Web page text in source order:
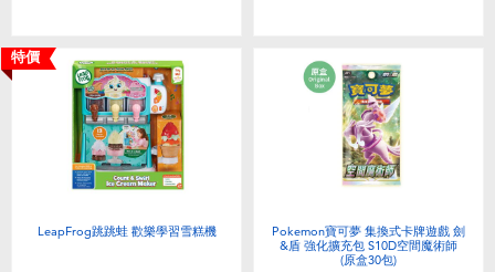
特價
LeapFrog跳跳蛙 歡樂學習雪糕機
Pokemon寶可夢 集換式卡牌遊戲 劍
&盾 強化擴充包 S10D空間魔術師
(原盒30包)